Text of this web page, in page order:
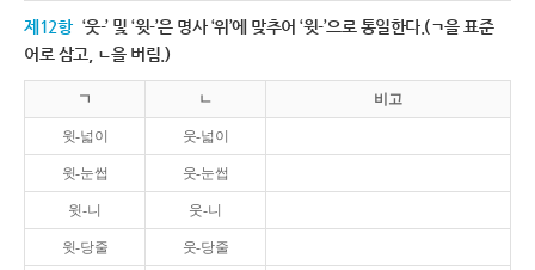
제12항 ‘웃-’ 및 ‘윗-’은 명사 ‘위’에 맞추어 ‘윗-’으로 통일한다.(ㄱ을 표준
어로 삼고, ㄴ을 버림.)
ㄱ ㄴ 비고
윗-넓이 웃-넓이
윗-눈썹 웃-눈썹
윗-니 웃-니
윗-당줄 웃-당줄